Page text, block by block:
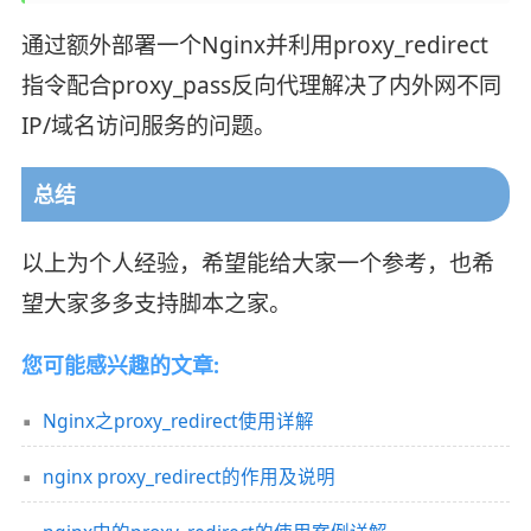
通过额外部署一个Nginx并利用proxy_redirect
指令配合proxy_pass反向代理解决了内外网不同
IP/域名访问服务的问题。
总结
以上为个人经验，希望能给大家一个参考，也希
望大家多多支持脚本之家。
您可能感兴趣的文章:
Nginx之proxy_redirect使用详解
nginx proxy_redirect的作用及说明